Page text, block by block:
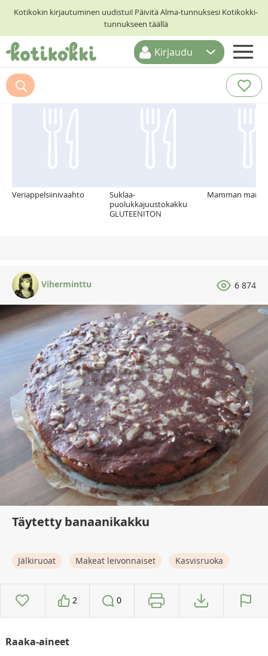
Kotikokin kirjautuminen uudistui! Päivitä Alma-tunnuksesi Kotikokki-
tunnukseen täällä
ETUSIVU
RESEPTIHAKU
Kirjaudu
Suosittelemme myös
Veriappelsiinivaahto
Suklaa-
puolukkajuustokakku
GLUTEENITON
Mamman
Viherminttu 6 874
Täytetty banaanikakku
Jälkiruoat Makeat leivonnaiset Kasvisruoka
2 0
Raaka-aineet